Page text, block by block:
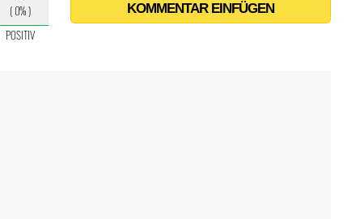
KOMMENTAR EINFÜGEN